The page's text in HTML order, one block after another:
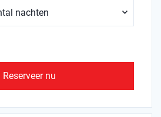
Reserveer nu